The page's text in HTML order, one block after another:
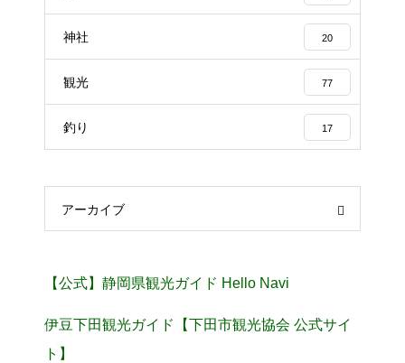
神社 20
観光 77
釣り 17
アーカイブ
【公式】静岡県観光ガイド Hello Navi
伊豆下田観光ガイド【下田市観光協会 公式サイ
ト】